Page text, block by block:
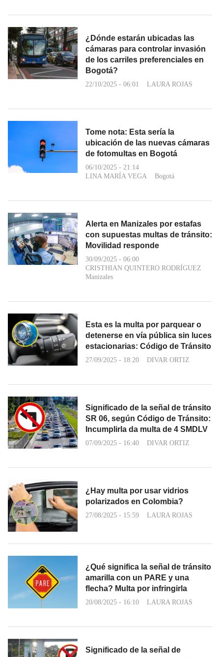
¿Dónde estarán ubicadas las
cámaras para controlar invasión
de los carriles preferenciales en
Bogotá?
22/10/2025 - 06:01 LAURA ROJAS
Tome nota: Esta sería la
ubicación de las nuevas cámaras
de fotomultas en Bogotá
06/10/2025 - 21:14
LINA MARÍA VEGA
Bogotá
Alerta en Manizales por estafas
con supuestas multas de tránsito:
Movilidad responde
30/09/2025 - 06:00
CRISTHIAN QUINTERO RODRÍGUEZ
Manizales
Esta es la multa por parquear o
detenerse en vía pública sin luces
estacionarias: Código de Tránsito
27/09/2025 - 18:20 DIVAR ORTIZ
Significado de la señal de tránsito
SR 06, según Código de Tránsito:
Incumplirla da multa de 4 SMDLV
07/09/2025 - 16:40 DIVAR ORTIZ
¿Hay multa por usar vidrios
polarizados en Colombia?
27/08/2025 - 15:59 LAURA ROJAS
¿Qué significa la señal de tránsito
amarilla con un PARE y una
flecha? Multa por infringirla
20/08/2025 - 16:10 LAURA ROJAS
Significado de la señal de